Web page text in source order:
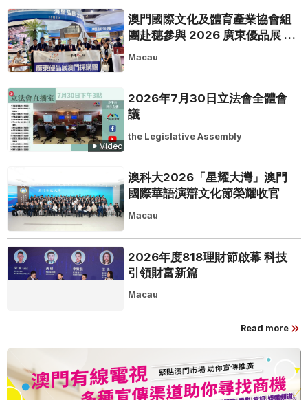
澳門國際文化及體育產業協會組
團赴穗參與 2026 廣東優品展 搭
建粵澳聯動橋樑助推粵品走向葡
Macau
Video
2026年7月30日立法會全體會
議
the Legislative Assembly
澳科大2026「星耀大灣」澳門
國際華語演辯文化節榮耀收官
Macau
2026年度818理財節啟幕 科技
引領財富新篇
Macau
Read more